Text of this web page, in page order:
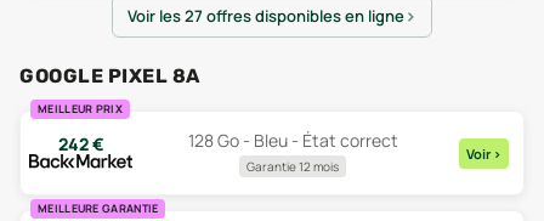
Voir les 27 offres disponibles en ligne
GOOGLE PIXEL 8A
MEILLEUR PRIX
242€ 128 Go - Bleu - État correct
Garantie 12 mois
Voir >
MEILLEURE GARANTIE